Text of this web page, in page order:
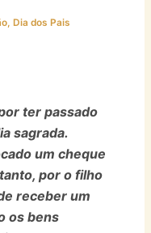
, Dia dos Pais
ter passado
sagrada.
um cheque
por o filho
receber um
os bens